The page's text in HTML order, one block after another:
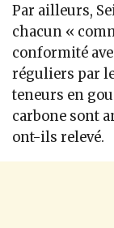
Par ailleurs,
chacun «
conformité
réguliers par
teneurs en
carbone sont
ont-ils relevé.